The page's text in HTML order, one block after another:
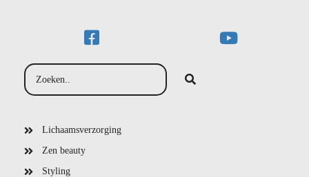
Lichaamsverzorging
Zen beauty
Styling